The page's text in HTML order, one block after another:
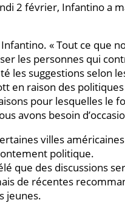
2 février, Infantino
« Tout ce que
les personnes qui
les suggestions selon
en raison des
pour lesquelles
avons besoin
villes
politique.
que des discussions
de récentes
jeunes.